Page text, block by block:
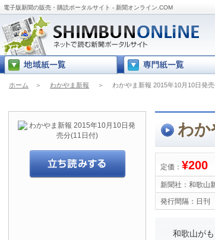
電子版新聞の販売・購読ポータルサイト - 新聞オンライン.COM
ホーム ＞ わかやま新報 ＞ わかやま新報 2015年10月10日発
わか
定価： ¥200
新聞社： 和歌山
発行間隔： 日刊
和歌山がも